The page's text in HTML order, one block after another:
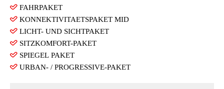
FAHRPAKET
KONNEKTIVITAETSPAKET MID
LICHT- UND SICHTPAKET
SITZKOMFORT-PAKET
SPIEGEL PAKET
URBAN- / PROGRESSIVE-PAKET